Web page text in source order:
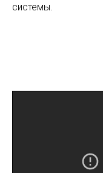
системы.